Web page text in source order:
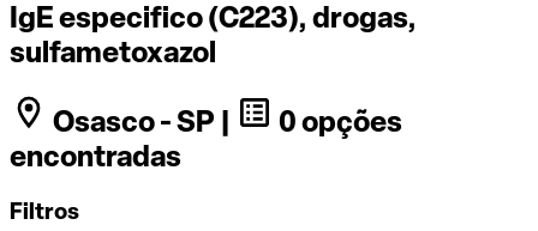
IgE especifico (C223), drogas,
sulfametoxazol
Osasco - SP |
0 opções
encontradas
Filtros